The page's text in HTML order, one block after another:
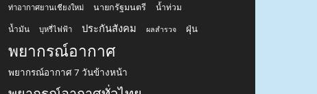
ท่าอากาศยานเชียงใหม่ นายกรัฐมนตรี น้ำท่วม
น้ำมัน บุหรี่ไฟฟ้า ประกันสังคม ผลสำรวจ ฝุ่น
พยากรณ์อากาศ
พยากรณ์อากาศ 7 วันข้างหน้า